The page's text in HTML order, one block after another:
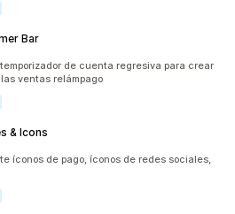
Bar
de cuenta regresiva para crear
ventas relámpago
& Icons
íconos de pago, íconos de redes sociales,